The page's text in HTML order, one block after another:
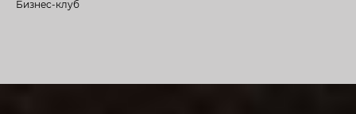
Бизнес-клуб